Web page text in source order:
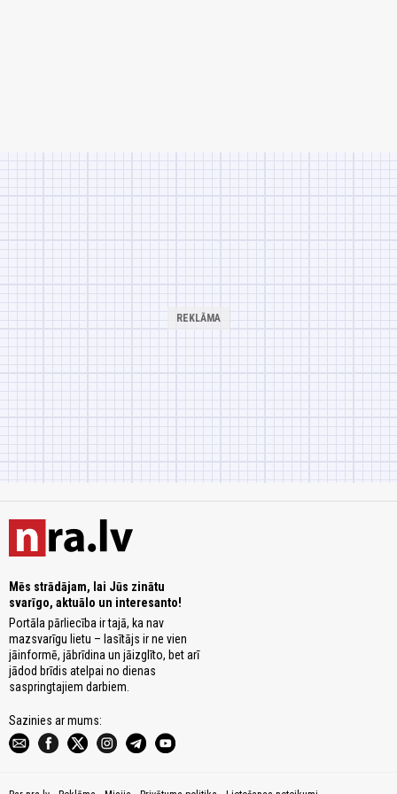
Mēs strādājam, lai Jūs zinātu
svarīgo, aktuālo un interesanto!
Portāla pārliecība ir tajā, ka nav
mazsvarīgu lietu – lasītājs ir ne vien
jāinformē, jābrīdina un jāizglīto, bet arī
jādod brīdis atelpai no dienas
saspringtajiem darbiem.
Sazinies ar mums: